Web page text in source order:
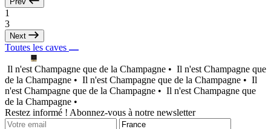
1
3
Next
Toutes les caves
Il n'est Champagne que de la Champagne • Il n'est Champagne que
de la Champagne • Il n'est Champagne que de la Champagne • Il
n'est Champagne que de la Champagne • Il n'est Champagne que
de la Champagne •
Restez informé ! Abonnez-vous à notre newsletter